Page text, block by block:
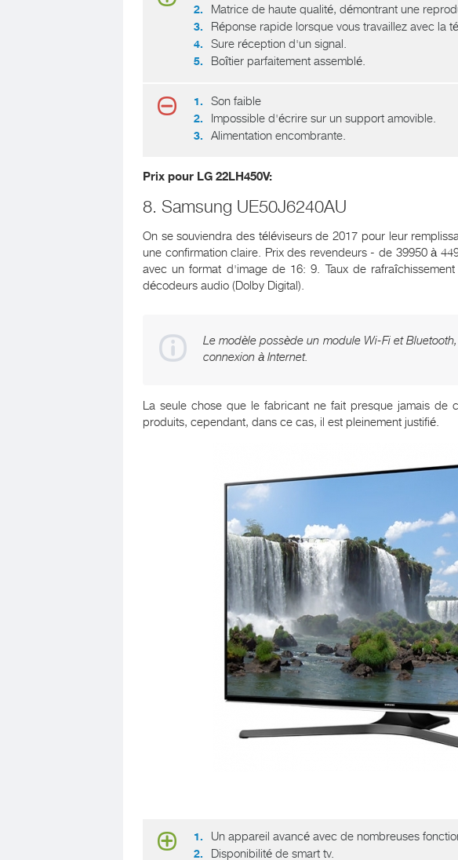
Matrice de haute qualité, démontrant une
Réponse rapide lorsque vous travaillez avec la
Sure réception d'un signal.
Boîtier parfaitement assemblé.
Son faible
Impossible d'écrire sur un support amovible.
Alimentation encombrante.
Prix ​​pour LG 22LH450V:
8. Samsung UE50J6240AU
On se souviendra des téléviseurs de 2017 pour leur
une confirmation claire. Prix ​​des revendeurs - de 39950 à
avec un format d'image de 16: 9. Taux de
décodeurs audio (Dolby Digital).
Le modèle possède un module Wi-Fi et
connexion à Internet.
La seule chose que le fabricant ne fait presque jamais de
produits, cependant, dans ce cas, il est pleinement justifié.
Un appareil avancé avec de nombreuses
Disponibilité de smart tv.